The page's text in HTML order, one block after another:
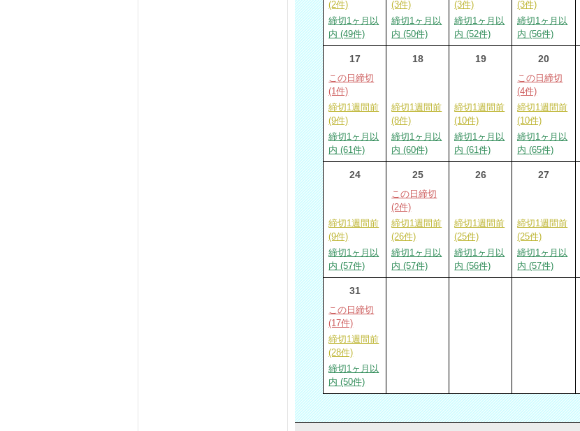
(2件)
締切1ヶ月以
内 (49件)
(3件)
締切1ヶ月以
内 (50件)
(3件)
締切1ヶ月以
内 (52件)
(3件)
締切1ヶ月以
内 (56件)
17
この日締切
(1件)
締切1週間前
(9件)
締切1ヶ月以
内 (61件)
18
締切1週間前
(8件)
締切1ヶ月以
内 (60件)
19
締切1週間前
(10件)
締切1ヶ月以
内 (61件)
20
この日締切
(4件)
締切1週間前
(10件)
締切1ヶ月以
内 (65件)
24
締切1週間前
(9件)
締切1ヶ月以
内 (57件)
25
この日締切
(2件)
締切1週間前
(26件)
締切1ヶ月以
内 (57件)
26
締切1週間前
(25件)
締切1ヶ月以
内 (56件)
27
締切1週間前
(25件)
締切1ヶ月以
内 (57件)
31
この日締切
(17件)
締切1週間前
(28件)
締切1ヶ月以
内 (50件)